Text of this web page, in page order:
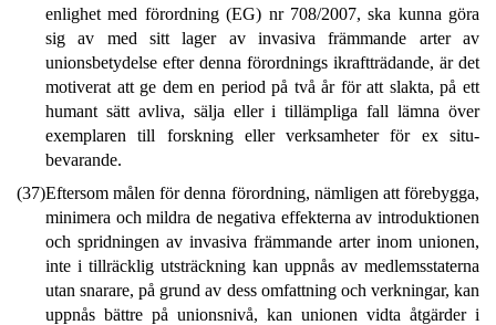
enlighet med förordning (EG) nr 708/2007, ska kunna göra
sig av med sitt lager av invasiva främmande arter av
unionsbetydelse efter denna förordnings ikraftträdande, är det
motiverat att ge dem en period på två år för att slakta, på ett
humant sätt avliva, sälja eller i tillämpliga fall lämna över
exemplaren till forskning eller verksamheter för ex situ-
bevarande.
(37)Eftersom målen för denna förordning, nämligen att förebygga,
minimera och mildra de negativa effekterna av introduktionen
och spridningen av invasiva främmande arter inom unionen,
inte i tillräcklig utsträckning kan uppnås av medlemsstaterna
utan snarare, på grund av dess omfattning och verkningar, kan
uppnås bättre på unionsnivå, kan unionen vidta åtgärder i